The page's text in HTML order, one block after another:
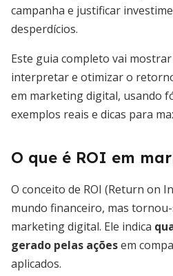
campanha e justificar
desperdícios.
Este guia completo vai
interpretar e otimizar o
em marketing digital, usando
exemplos reais e dicas para
O que é ROI em
O conceito de ROI (Return on
mundo financeiro, mas
marketing digital. Ele indica
gerado pelas açõesem
aplicados.